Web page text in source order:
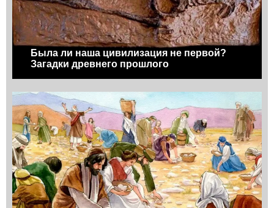
Была ли наша цивилизация не первой?
Загадки древнего прошлого